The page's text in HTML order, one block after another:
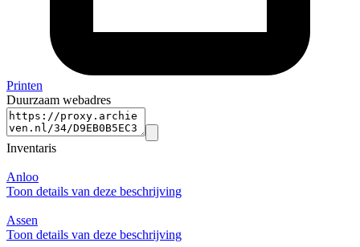
Printen
Duurzaam webadres
Inventaris
Anloo
Toon details van deze beschrijving
Assen
Toon details van deze beschrijving